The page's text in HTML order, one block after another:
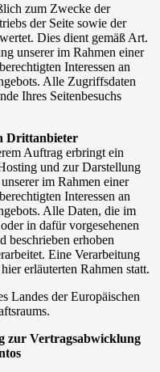
zum Zwecke der
der Seite sowie der
Dies dient gemäß Art.
unserer im Rahmen einer
Interessen an
Alle Zugriffsdaten
Ihres Seitenbesuchs
Drittanbieter
Auftrag erbringt ein
und zur Darstellung
im Rahmen einer
Interessen an
Alle Daten, die im
in dafür vorgesehenen
beschrieben erhoben
Eine Verarbeitung
erläuterten Rahmen statt.
Landes der Europäischen
zur Vertragsabwicklung